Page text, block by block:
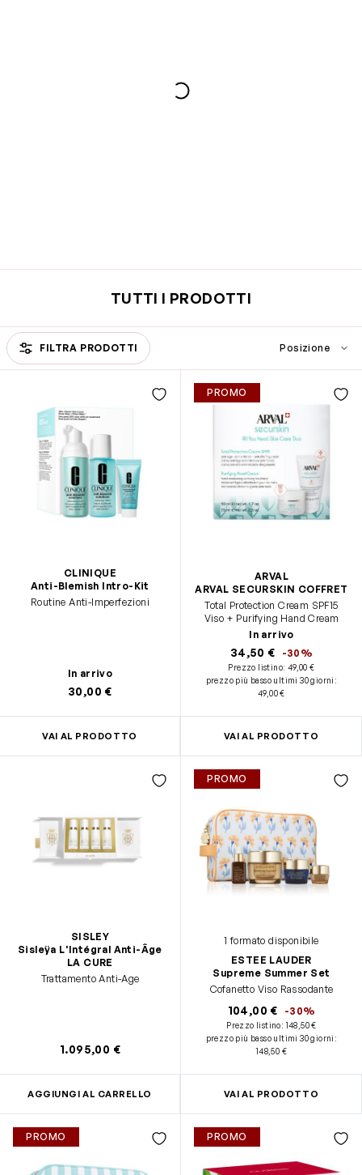
TUTTI I PRODOTTI
FILTRA PRODOTTI
Passa all'elenco prodotti
CLINIQUE
Anti-Blemish Intro-Kit
Routine Anti-Imperfezioni
In arrivo
30,00 €
VAI AL PRODOTTO
PROMO
ARVAL
ARVAL SECURSKIN COFFRET
Total Protection Cream SPF15
Viso + Purifying Hand Cream
In arrivo
34,50 € -30%
Prezzo listino: 49,00 €
prezzo più basso ultimi 30 giorni :
49,00 €
VAI AL PRODOTTO
SISLEY
Sisleÿa L'Intégral Anti-Âge
LA CURE
Trattamento Anti-Age
1.095,00 €
AGGIUNGI AL CARRELLO
PROMO
1 formato disponibile
ESTEE LAUDER
Supreme Summer Set
Cofanetto Viso Rassodante
104,00 € -30%
Prezzo listino:148,50 €
prezzo più basso ultimi 30 giorni :
148,50 €
VAI AL PRODOTTO
PROMO PROMO